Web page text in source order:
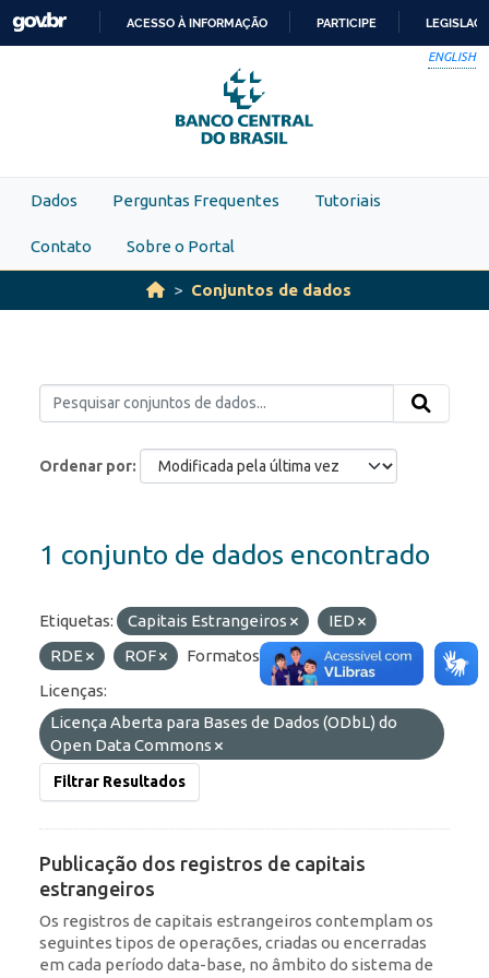
Skip to main content
PARA
O
CONTEÚDO
ACESSO À INFORMAÇÃO PARTICIPE
ENGLISH
Dados Perguntas Frequentes Tutoriais
Contato Sobre o Portal
Conjuntos de dados
Ordenar por
1 conjunto de dados encontrado
Etiquetas: Capitais Estrangeiros
IED
RDE
ROF Formatos: OData
API
Licenças:
Licença Aberta para Bases de Dados (ODbL) do
Open Data Commons
Filtrar Resultados
Publicação dos registros de capitais
estrangeiros
Os registros de capitais estrangeiros contemplam os
seguintes tipos de operações, criadas ou encerradas
em cada período data-base, no âmbito do sistema de